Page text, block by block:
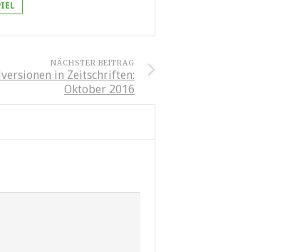
NÄCHSTER BEITRAG
in Zeitschriften:
Oktober 2016